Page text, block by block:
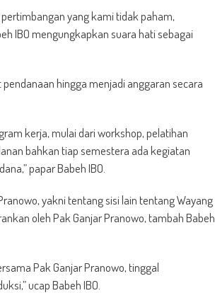
yang kami tidak paham,
IBO mengungkapkan suara hati sebagai
hingga menjadi anggaran secara
kerja, mulai dari workshop, pelatihan
bahkan tiap semestera ada kegiatan
papar Babeh IBO.
yakni tentang sisi lain tentang Wayang
oleh Pak Ganjar Pranowo, tambah Babeh
Pak Ganjar Pranowo, tinggal
ucap Babeh IBO.